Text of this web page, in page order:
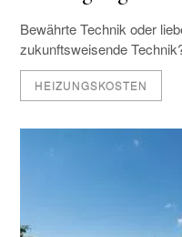
Bewährte Technik oder
zukunftsweisende
HEIZUNGSKOSTEN